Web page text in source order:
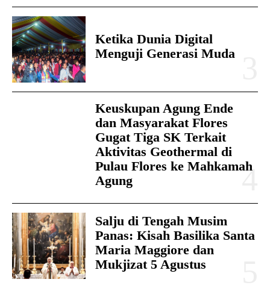
Ketika Dunia Digital
Menguji Generasi Muda
Keuskupan Agung Ende
dan Masyarakat Flores
Gugat Tiga SK Terkait
Aktivitas Geothermal di
Pulau Flores ke Mahkamah
Agung
Salju di Tengah Musim
Panas: Kisah Basilika Santa
Maria Maggiore dan
Mukjizat 5 Agustus